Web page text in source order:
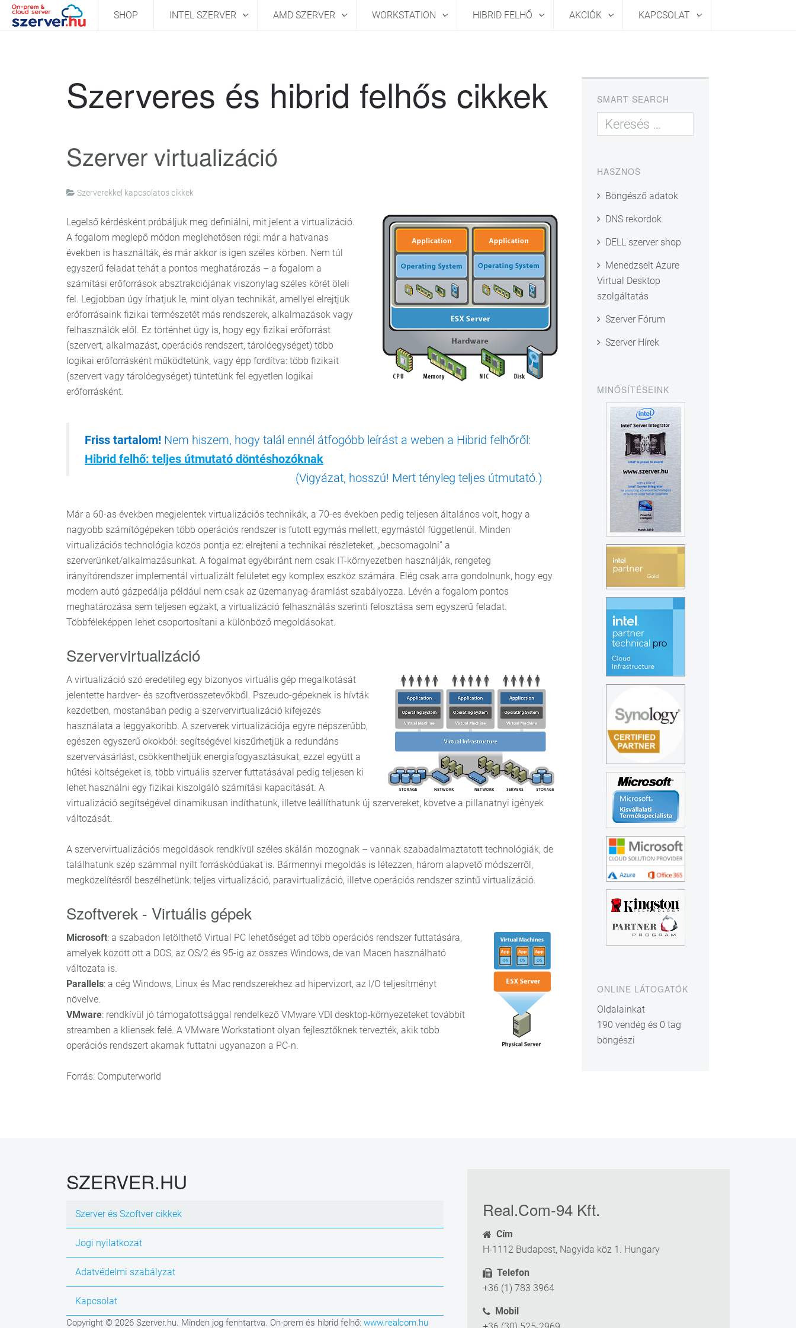
SHOP INTEL SZERVER AMD SZERVER WORKSTATION HIBRID FELHŐ AKCIÓK KAPCSOLAT
Szerveres és hibrid felhős cikkek
Szerver virtualizáció
Szerverekkel kapcsolatos cikkek
Legelső kérdésként próbáljuk meg definiálni, mit jelent a virtualizáció.
A fogalom meglepő módon meglehetősen régi: már a hatvanas
években is használták, és már akkor is igen széles körben. Nem túl
egyszerű feladat tehát a pontos meghatározás – a fogalom a
számítási erőforrások absztrakciójának viszonylag széles körét öleli
fel. Legjobban úgy írhatjuk le, mint olyan technikát, amellyel elrejtjük
erőforrásaink fizikai természetét más rendszerek, alkalmazások vagy
felhasználók elől. Ez történhet úgy is, hogy egy fizikai erőforrást
(szervert, alkalmazást, operációs rendszert, tárolóegységet) több
logikai erőforrásként működtetünk, vagy épp fordítva: több fizikait
(szervert vagy tárolóegységet) tüntetünk fel egyetlen logikai
erőforrásként.
Friss tartalom! Nem hiszem, hogy talál ennél átfogóbb leírást a weben a Hibrid felhőről:
Hibrid felhő: teljes útmutató döntéshozóknak
(Vigyázat, hosszú! Mert tényleg teljes útmutató.)
Már a 60-as években megjelentek virtualizációs technikák, a 70-es években pedig teljesen általános volt, hogy a
nagyobb számítógépeken több operációs rendszer is futott egymás mellett, egymástól függetlenül. Minden
virtualizációs technológia közös pontja ez: elrejteni a technikai részleteket, „becsomagolni” a
szerverünket/alkalmazásunkat. A fogalmat egyébiránt nem csak IT-környezetben használják, rengeteg
irányítórendszer implementál virtualizált felületet egy komplex eszköz számára. Elég csak arra gondolnunk, hogy egy
modern autó gázpedálja például nem csak az üzemanyag-áramlást szabályozza. Lévén a fogalom pontos
meghatározása sem teljesen egzakt, a virtualizáció felhasználás szerinti felosztása sem egyszerű feladat.
Többféleképpen lehet csoportosítani a különböző megoldásokat.
Szervervirtualizáció
A virtualizáció szó eredetileg egy bizonyos virtuális gép megalkotását
jelentette hardver- és szoftverösszetevőkből. Pszeudo-gépeknek is hívták
kezdetben, mostanában pedig a szervervirtualizáció kifejezés
használata a leggyakoribb. A szerverek virtualizációja egyre népszerűbb,
egészen egyszerű okokból: segítségével kiszűrhetjük a redundáns
szervervásárlást, csökkenthetjük energiafogyasztásukat, ezzel együtt a
hűtési költségeket is, több virtuális szerver futtatásával pedig teljesen ki
lehet használni egy fizikai kiszolgáló számítási kapacitását. A
virtualizáció segítségével dinamikusan indíthatunk, illetve leállíthatunk új szervereket, követve a pillanatnyi igények
változását.
A szervervirtualizációs megoldások rendkívül széles skálán mozognak – vannak szabadalmaztatott technológiák, de
találhatunk szép számmal nyílt forráskódúakat is. Bármennyi megoldás is létezzen, három alapvető módszerről,
megközelítésről beszélhetünk: teljes virtualizáció, paravirtualizáció, illetve operációs rendszer szintű virtualizáció.
Szoftverek - Virtuális gépek
Microsoft: a szabadon letölthető Virtual PC lehetőséget ad több operációs rendszer futtatására,
amelyek között ott a DOS, az OS/2 és 95-ig az összes Windows, de van Macen használható
változata is.
Parallels: a cég Windows, Linux és Mac rendszerekhez ad hipervizort, az I/O teljesítményt
növelve.
VMware: rendkívül jó támogatottsággal rendelkező VMware VDI desktop-környezeteket továbbít
streamben a kliensek felé. A VMware Workstationt olyan fejlesztőknek tervezték, akik több
operációs rendszert akarnak futtatni ugyanazon a PC-n.
Forrás: Computerworld
SMART SEARCH
HASZNOS
Böngésző adatok
DNS rekordok
DELL szerver shop
Menedzselt Azure
Virtual Desktop
szolgáltatás
Szerver Fórum
Szerver Hírek
MINŐSÍTÉSEINK
ONLINE LÁTOGATÓK
Oldalainkat
190 vendég és 0 tag
böngészi
SZERVER.HU
Szerver és Szoftver cikkek
Jogi nyilatkozat
Adatvédelmi szabályzat
Kapcsolat
Copyright © 2026 Szerver.hu. Minden jog fenntartva. On-prem és hibrid felhő: www.realcom.hu
Real.Com-94 Kft.
Cím
H-1112 Budapest, Nagyida köz 1. Hungary
Telefon
+36 (1) 783 3964
Mobil